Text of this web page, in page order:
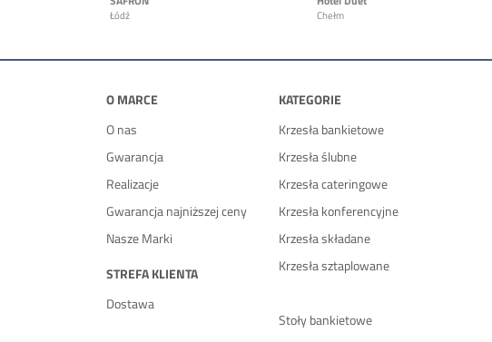
Łódź Chełm
O MARCE
O nas
Gwarancja
Realizacje
Gwarancja najniższej ceny
Nasze Marki
STREFA KLIENTA
Dostawa
KATEGORIE
Krzesła bankietowe
Krzesła ślubne
Krzesła cateringowe
Krzesła konferencyjne
Krzesła składane
Krzesła sztaplowane
Stoły bankietowe